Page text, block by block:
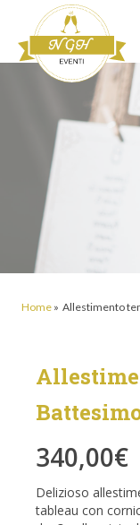
Home » Allestimento
340,00€
Delizioso
tableau con